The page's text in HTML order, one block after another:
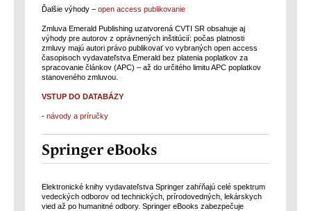
Ďalšie výhody – open access publikovanie
Zmluva Emerald Publishing uzatvorená CVTI SR obsahuje aj
výhody pre autorov z oprávnených inštitúcií: počas platnosti
zmluvy majú autori právo publikovať vo vybraných open access
časopisoch vydavateľstva Emerald bez platenia poplatkov za
spracovanie článkov (APC) – až do určitého limitu APC poplatkov
stanoveného zmluvou.
VSTUP DO DATABÁZY
- návody a príručky
Springer eBooks
Elektronické knihy vydavateľstva Springer zahŕňajú celé spektrum
vedeckých odborov od technických, prírodovedných, lekárskych
vied až po humanitné odbory. Springer eBooks zabezpečuje